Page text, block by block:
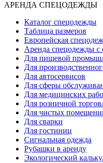
АРЕНДА СПЕЦОДЕЖДЫ
Каталог спецодежды
Таблица размеров
Европейская
Аренда спецодежды с
Для пищевой
Для
Для автосервисов
Для сферы
Для медицинских
Для розничной
Для чистых
Для сварки
Для гостиниц
Сигнальная одежда
Рубашки в аренду
Экологический